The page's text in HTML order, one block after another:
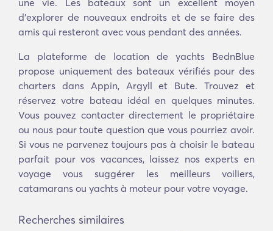
une vie. Les bateaux sont un excellent moyen
d'explorer de nouveaux endroits et de se faire des
amis qui resteront avec vous pendant des années.
La plateforme de location de yachts BednBlue
propose uniquement des bateaux vérifiés pour des
charters dans Appin, Argyll et Bute. Trouvez et
réservez votre bateau idéal en quelques minutes.
Vous pouvez contacter directement le propriétaire
ou nous pour toute question que vous pourriez avoir.
Si vous ne parvenez toujours pas à choisir le bateau
parfait pour vos vacances, laissez nos experts en
voyage vous suggérer les meilleurs voiliers,
catamarans ou yachts à moteur pour votre voyage.
Recherches similaires